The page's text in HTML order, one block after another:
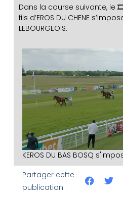
Dans la course suivante, le
fils d’EROS DU CHENE
LEBOURGEOIS.
KEROS DU BAS BOSQ
Partager cette
publication :